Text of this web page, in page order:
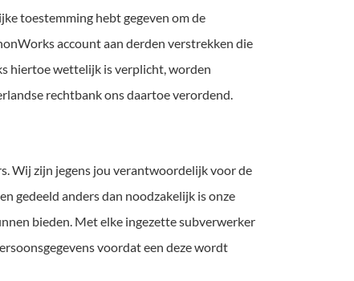
toestemming hebt gegeven om de
account aan derden verstrekken die
hiertoe wettelijk is verplicht, worden
rechtbank ons daartoe verordend.
Wij zijn jegens jou verantwoordelijk voor de
gedeeld anders dan noodzakelijk is onze
bieden. Met elke ingezette subverwerker
voordat een deze wordt